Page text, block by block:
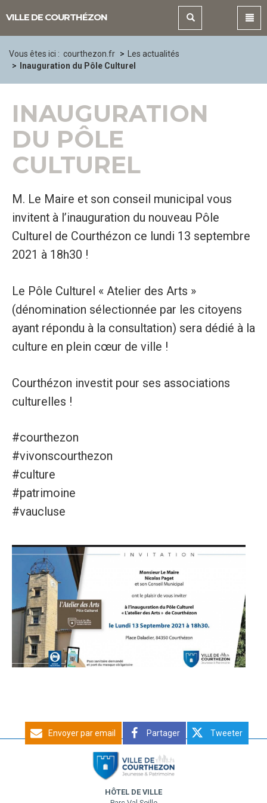
VILLE DE COURTHÉZON
Vous êtes ici : courthezon.fr
Les actualités
Inauguration du Pôle Culturel
INAUGURATION
DU PÔLE
CULTUREL
M. Le Maire et son conseil municipal vous
invitent à l’inauguration du nouveau Pôle
Culturel de Courthézon ce lundi 13 septembre
2021 à 18h30 !
Le Pôle Culturel « Atelier des Arts »
(dénomination sélectionnée par les citoyens
ayant répondu à la consultation) sera dédié à la
culture en plein cœur de ville !
Courthézon investit pour ses associations
culturelles !
#courthezon
#vivonscourthezon
#culture
#patrimoine
#vaucluse
Envoyer par email Partager Tweeter
HÔTEL DE VILLE